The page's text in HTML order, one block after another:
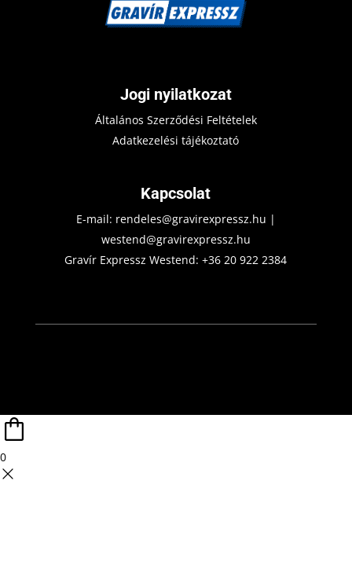
Jogi nyilatkozat
Általános Szerződési Feltételek
Adatkezelési tájékoztató
Kapcsolat
E-mail: rendeles@gravirexpressz.hu |
westend@gravirexpressz.hu
Gravír Expressz Westend:+36 20 922 2384
0